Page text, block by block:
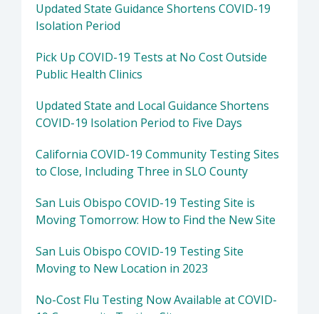
Updated State Guidance Shortens COVID-19
Isolation Period
Pick Up COVID-19 Tests at No Cost Outside
Public Health Clinics
Updated State and Local Guidance Shortens
COVID-19 Isolation Period to Five Days
California COVID-19 Community Testing Sites
to Close, Including Three in SLO County
San Luis Obispo COVID-19 Testing Site is
Moving Tomorrow: How to Find the New Site
San Luis Obispo COVID-19 Testing Site
Moving to New Location in 2023
No-Cost Flu Testing Now Available at COVID-